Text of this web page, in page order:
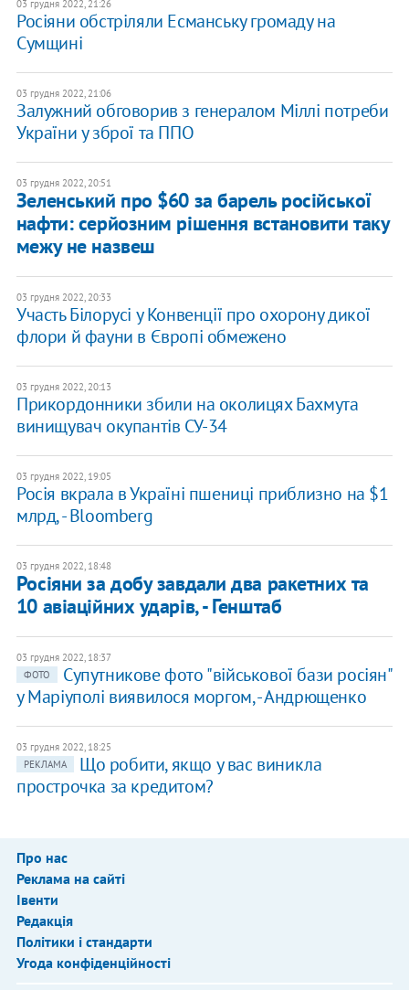
03 грудня 2022, 21:26
Росіяни обстріляли Есманську громаду на
Сумщині
03 грудня 2022, 21:06
Залужний обговорив з генералом Міллі потреби
України у зброї та ППО
03 грудня 2022, 20:51
Зеленський про $60 за барель російської
нафти: серйозним рішення встановити таку
межу не назвеш
03 грудня 2022, 20:33
Участь Білорусі у Конвенції про охорону дикої
флори й фауни в Європі обмежено
03 грудня 2022, 20:13
Прикордонники збили на околицях Бахмута
винищувач окупантів СУ-34
03 грудня 2022, 19:05
Росія вкрала в Україні пшениці приблизно на $1
млрд, - Bloomberg
03 грудня 2022, 18:48
Росіяни за добу завдали два ракетних та
10 авіаційних ударів, - Генштаб
03 грудня 2022, 18:37
ФОТО
​Супутникове фото "військової бази росіян"
у Маріуполі виявилося моргом, - Андрющенко
03 грудня 2022, 18:25
РЕКЛАМА
Що робити, якщо у вас виникла
прострочка за кредитом?
Про нас
Реклама на сайті
Івенти
Редакція
Політики і стандарти
Угода конфіденційності